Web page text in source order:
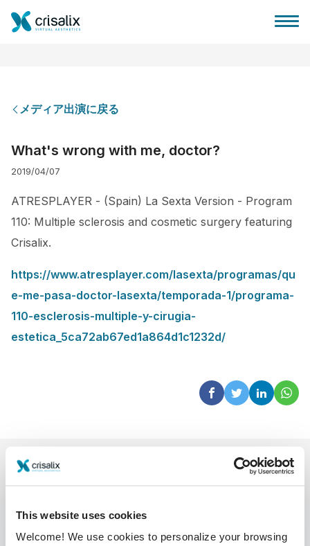
This website uses cookies
Welcome! We use cookies to personalize your browsing
3Dビジネスプラットフォーム
サブスクリプションプラン
メディア出演に戻る
What's wrong with me, doctor?
2019/04/07
ATRESPLAYER - (Spain) La Sexta Version - Program
110: Multiple sclerosis and cosmetic surgery featuring
Crisalix.
https://www.atresplayer.com/lasexta/programas/qu
e-me-pasa-doctor-lasexta/temporada-1/programa-
110-esclerosis-multiple-y-cirugia-
estetica_5ca72ab67ed1a864d1c1232d/